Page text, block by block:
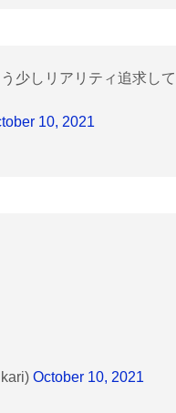
少しリアリティ追求し
10, 2021
October 10, 2021